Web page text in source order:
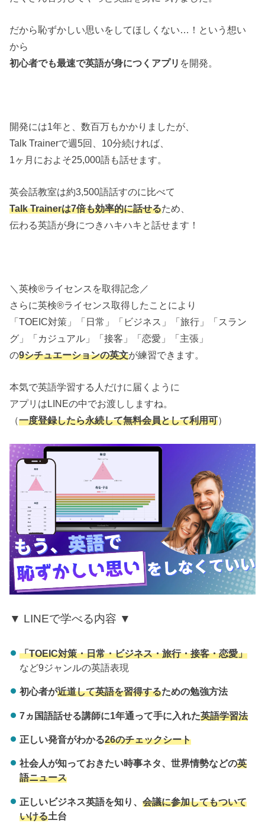
だから恥ずかしい思いをしてほしくない…！という想い
から
初心者でも最速で英語が身につくアプリ を開発。
開発には1年と、数百万もかかりましたが、
Talk Trainerで週5回、10分続ければ、
1ヶ月におよそ25,000語も話せます。
英会話教室は約3,500語話すのに比べて
Talk Trainerは7倍も効率的に話せるため、
伝わる英語が身につきハキハキと話せます！
＼英検®ライセンスを取得記念／
さらに英検®ライセンス取得したことにより
「TOEIC対策」「日常」「ビジネス」「旅行」「スラン
グ」「カジュアル」「接客」「恋愛」「主張」
の9シチュエーションの英文が練習できます。
本気で英語学習する人だけに届くように
アプリはLINEの中でお渡ししますね。
（一度登録したら永続して無料会員として利用可）
▼ LINEで学べる内容 ▼
「TOEIC対策・日常・ビジネス・旅行・接客・恋愛」
など9ジャンルの英語表現
初心者が近道して英語を習得するための勉強方法
7ヵ国語話せる講師に1年通って手に入れた英語学習法
正しい発音がわかる26のチェックシート
社会人が知っておきたい時事ネタ、世界情勢などの英
語ニュース
正しいビジネス英語を知り、 会議に参加してもついて
いける土台